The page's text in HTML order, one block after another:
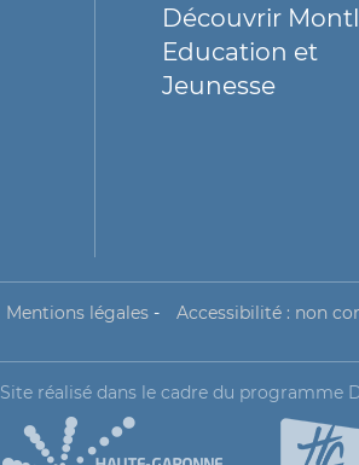
Découvrir
Education et
Jeunesse
Mentions légales- Accessibilité : non
Site réalisé dans le cadre du programme